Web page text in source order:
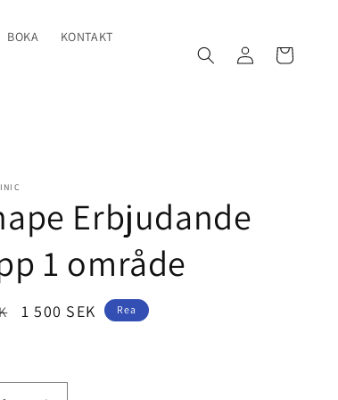
BOKA KONTAKT
Logga
in
Varukorg
Erbjudande
1 område
Försäljningspris
1 500 SEK Rea